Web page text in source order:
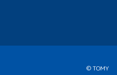
© TOMY